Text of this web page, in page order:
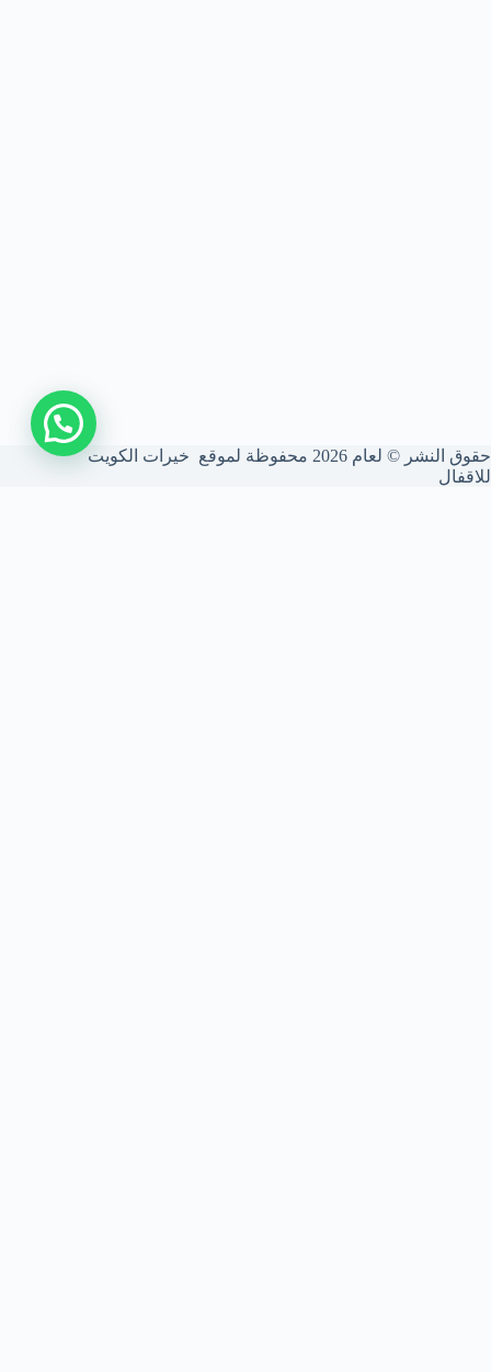
حقوق النشر © لعام 2026 محفوظة لموقع خيرات الكويت
للاقفال